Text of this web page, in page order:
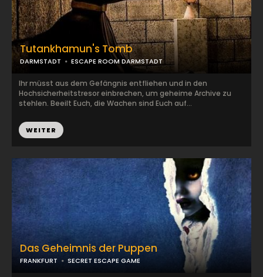
Tutankhamun's Tomb
DARMSTADT ESCAPE ROOM DARMSTADT
Ihr müsst aus dem Gefängnis entfliehen und in den
Hochsicherheitstresor einbrechen, um geheime Archive zu
stehlen. Beeilt Euch, die Wachen sind Euch auf...
WEITER
Das Geheimnis der Puppen
FRANKFURT SECRET ESCAPE GAME